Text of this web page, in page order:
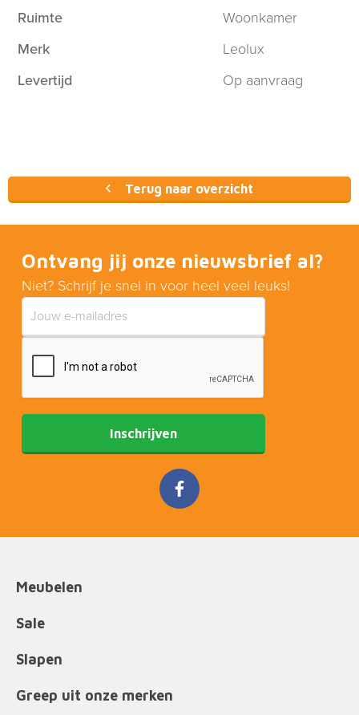
Ruimte
Woonkamer
Merk
Leolux
Levertijd
Op aanvraag
Terug naar overzicht
Ontvang jij onze nieuwsbrief al?
Niet? Schrijf je snel in voor heel veel leuks!
Inschrijven
Meubelen
Sale
Slapen
Greep uit onze merken